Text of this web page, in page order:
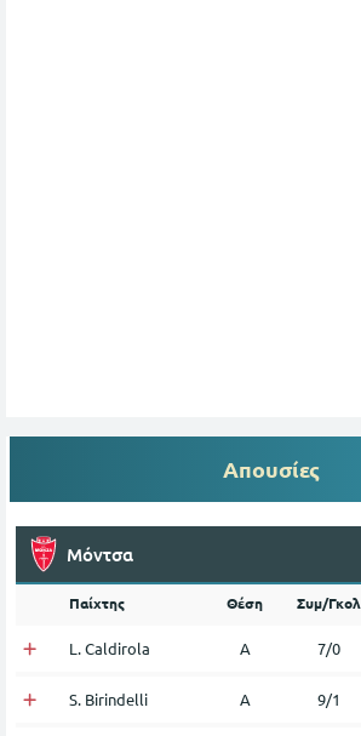
Απουσίες
Μόντσα
Παίχτης Θέση Συμ/Γκολ
L. Caldirola Α 7/0
S. Birindelli Α 9/1